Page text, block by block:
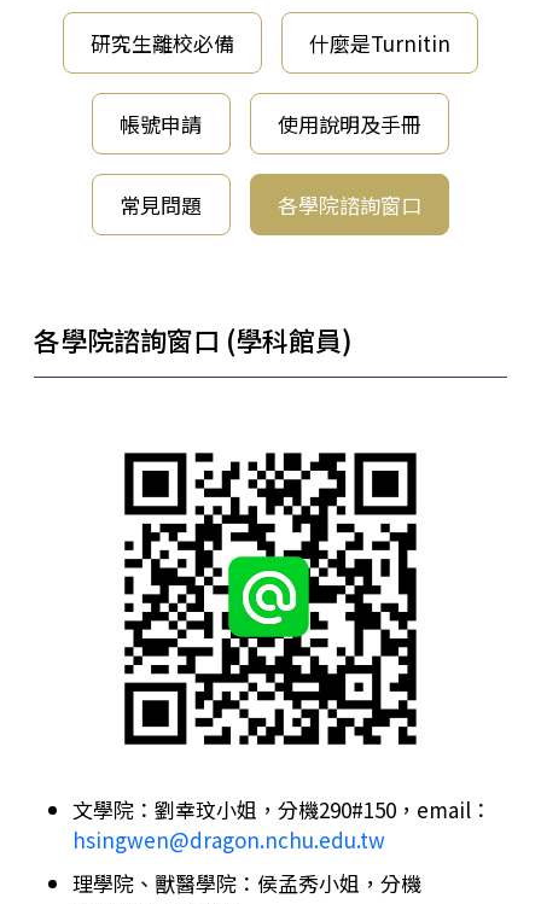
研究生離校必備 什麼是Turnitin
帳號申請 使用說明及手冊
常見問題 各學院諮詢窗口
各學院諮詢窗口 (學科館員)
文學院：劉幸玟小姐，分機290#150，email：
hsingwen@dragon.nchu.edu.tw
理學院、獸醫學院：侯孟秀小姐，分機